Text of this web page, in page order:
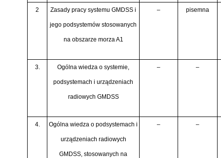
2 Zasady pracy systemu GMDSS i
jego podsystemów stosowanych
na obszarze morza A1
– pisemna
3. Ogólna wiedza o systemie,
podsystemach i urządzeniach
radiowych GMDSS
– –
4. Ogólna wiedza o podsystemach i
urządzeniach radiowych
GMDSS, stosowanych na
– –